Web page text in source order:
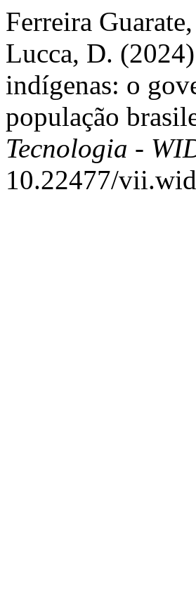
Ferreira
Lucca, D.
indígenas: o
população
Tecnologia -
10.22477/